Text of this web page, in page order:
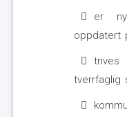
er
oppdatert
tverrfaglig